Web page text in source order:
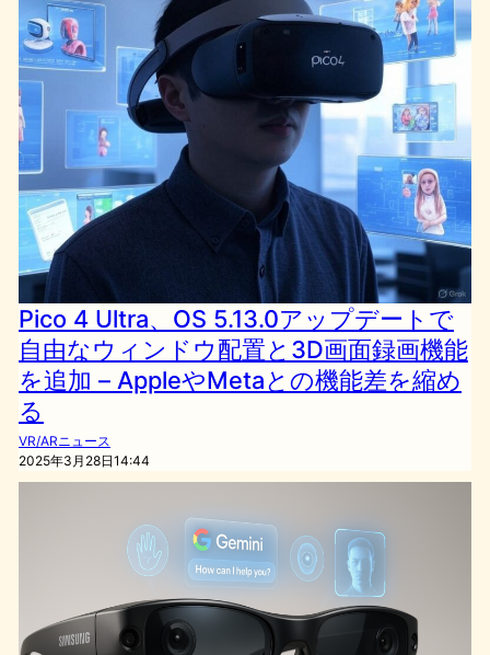
Pico 4 Ultra、OS 5.13.0アップデートで
自由なウィンドウ配置と3D画面録画機能
を追加 – AppleやMetaとの機能差を縮め
る
VR/ARニュース
2025年3月28日14:44